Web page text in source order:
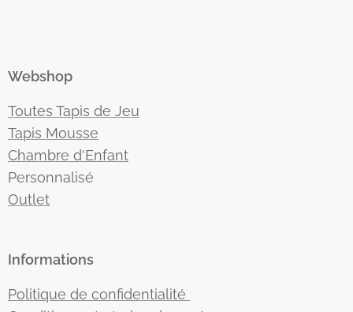
Webshop
Toutes Tapis de Jeu
Tapis Mousse
Chambre d'Enfant
Personnalisé
Outlet
Informations
Politique de confidentialité